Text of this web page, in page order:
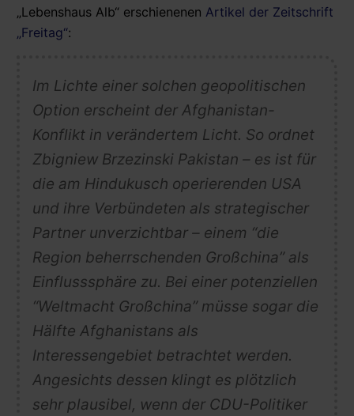
„Lebenshaus Alb“ erschienenen Artikel der Zeitschrift
„Freitag“:
Im Lichte einer solchen geopolitischen
Option erscheint der Afghanistan-
Konflikt in verändertem Licht. So ordnet
Zbigniew Brzezinski Pakistan – es ist für
die am Hindukusch operierenden USA
und ihre Verbündeten als strategischer
Partner unverzichtbar – einem “die
Region beherrschenden Großchina” als
Einflusssphäre zu. Bei einer potenziellen
“Weltmacht Großchina” müsse sogar die
Hälfte Afghanistans als
Interessengebiet betrachtet werden.
Angesichts dessen klingt es plötzlich
sehr plausibel, wenn der CDU-Politiker